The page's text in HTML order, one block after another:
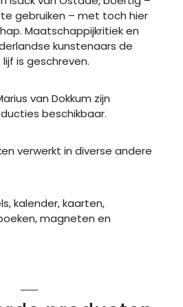
gebruiken – met toch hier
Maatschappijkritiek en
kunstenaars de
is geschreven.
van Dokkum zijn
beschikbaar.
verwerkt in diverse andere
kalender, kaarten,
magneten en